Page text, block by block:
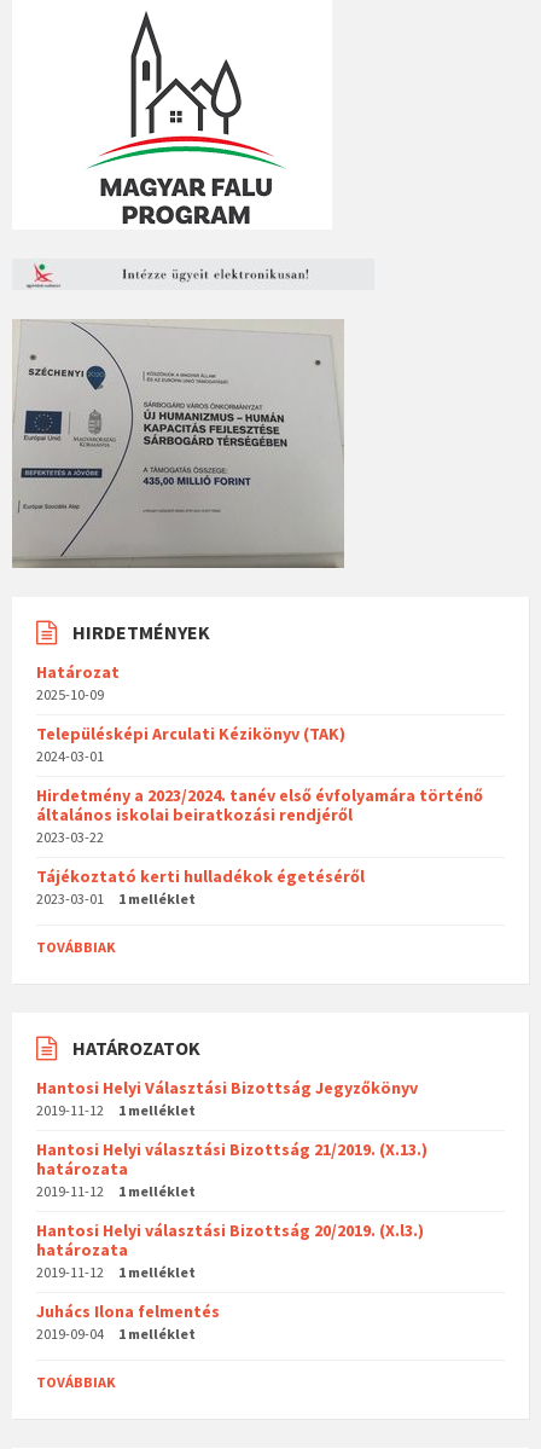
HIRDETMÉNYEK
Határozat
2025-10-09
Településképi Arculati Kézikönyv (TAK)
2024-03-01
Hirdetmény a 2023/2024. tanév első évfolyamára történő
általános iskolai beiratkozási rendjéről
2023-03-22
Tájékoztató kerti hulladékok égetéséről
2023-03-01 1 melléklet
TOVÁBBIAK
HATÁROZATOK
Hantosi Helyi Választási Bizottság Jegyzőkönyv
2019-11-12 1 melléklet
Hantosi Helyi választási Bizottság 21/2019. (X.13.)
határozata
2019-11-12 1 melléklet
Hantosi Helyi választási Bizottság 20/2019. (X.l3.)
határozata
2019-11-12 1 melléklet
Juhács Ilona felmentés
2019-09-04 1 melléklet
TOVÁBBIAK